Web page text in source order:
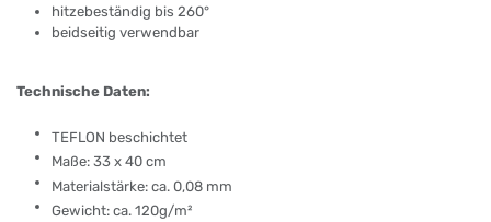
hitzebeständig bis 260°
beidseitig verwendbar
Technische Daten:
TEFLON beschichtet
Maße: 33 x 40 cm
Materialstärke: ca. 0,08 mm
Gewicht: ca. 120g/m²